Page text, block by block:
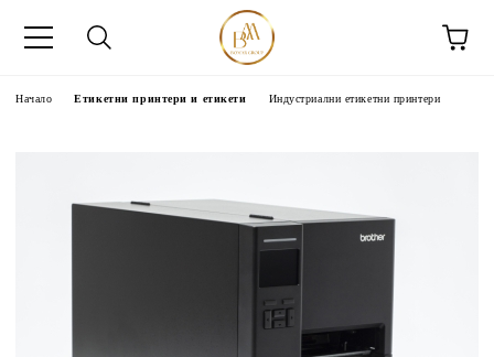
Начало Етикетни принтери и етикети Индустриални етикетни принтери